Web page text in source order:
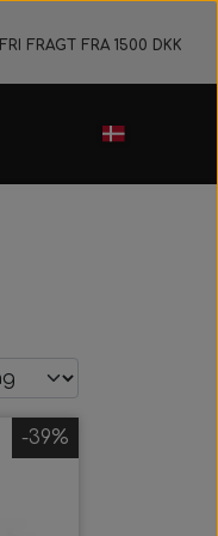
FRI FRAGT FRA 1500 DKK
-39%